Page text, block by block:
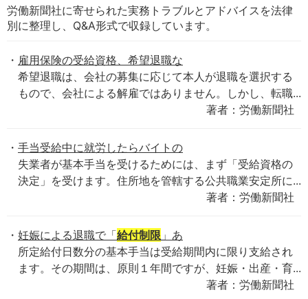
労働新聞社に寄せられた実務トラブルとアドバイスを法律
別に整理し、Q&A形式で収録しています。
雇用保険の受給資格、希望退職な
希望退職は、会社の募集に応じて本人が退職を選択する
もので、会社による解雇ではありません。しかし、転職...
著者：労働新聞社
手当受給中に就労したらバイトの
失業者が基本手当を受けるためには、まず「受給資格の
決定」を受けます。住所地を管轄する公共職業安定所に...
著者：労働新聞社
妊娠による退職で「給付制限 」あ
所定給付日数分の基本手当は受給期間内に限り支給され
ます。その期間は、原則１年間ですが、妊娠・出産・育...
著者：労働新聞社